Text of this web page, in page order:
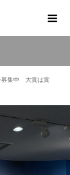
募集中 大賞は賞